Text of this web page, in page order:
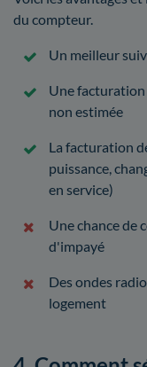
du compteur.
Un meilleur
Une
non estimée
La facturation
puissance,
en service)
Une chance de
d'impayé
Des ondes
logement